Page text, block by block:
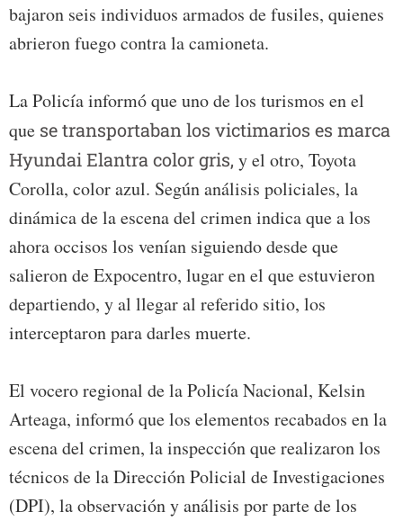
bajaron seis individuos armados de fusiles, quienes
abrieron fuego contra la camioneta.
La Policía informó que uno de los turismos en el
que se transportaban los victimarios es marca
Hyundai Elantra color gris, y el otro, Toyota
Corolla, color azul. Según análisis policiales, la
dinámica de la escena del crimen indica que a los
ahora occisos los venían siguiendo desde que
salieron de Expocentro, lugar en el que estuvieron
departiendo, y al llegar al referido sitio, los
interceptaron para darles muerte.
El vocero regional de la Policía Nacional, Kelsin
Arteaga, informó que los elementos recabados en la
escena del crimen, la inspección que realizaron los
técnicos de la Dirección Policial de Investigaciones
(DPI), la observación y análisis por parte de los